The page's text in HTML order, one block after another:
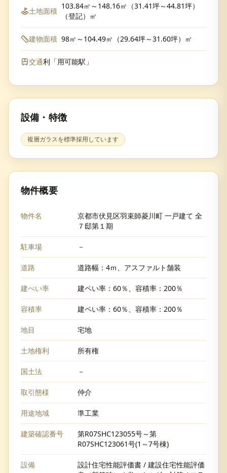
土地面積
103.84㎡～148.16㎡（31.41坪～44.81坪）
（登記）㎡
建物面積 98㎡～104.49㎡（29.64坪～31.60坪）㎡
交通利「用可能駅」
設備・特徴
複層ガラスを標準採用しています
物件概要
物件名
京都市伏見区羽束師菱川町 一戸建て 全
７邸第１期
駐車場 －
道路 道路幅：4ｍ、アスファルト舗装
建ぺい率 建ペい率：60％、容積率：200％
容積率 建ペい率：60％、容積率：200％
地目 宅地
土地権利 所有権
国土法 －
取引態様 仲介
用途地域 準工業
建築確認番号
第R07SHC123055号～第
R07SHC123061号(1～7号棟)
設備
設計住宅性能評価書 / 建設住宅性能評価